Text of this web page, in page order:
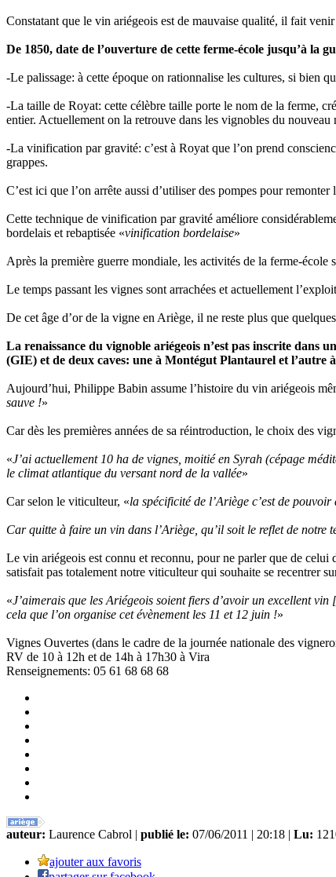
Constatant que le vin ariégeois est de mauvaise qualité, il fait
De 1850, date de l’ouverture de cette ferme-école jusqu’à la
-Le palissage: à cette époque on rationnalise les cultures, si bien
-La taille de Royat: cette célèbre taille porte le nom de la ferme,
entier. Actuellement on la retrouve dans les vignobles du
-La vinification par gravité: c’est à Royat que l’on prend
grappes.
C’est ici que l’on arrête aussi d’utiliser des pompes pour
Cette technique de vinification par gravité améliore
bordelais et rebaptisée «vinification bordelaise»
Après la première guerre mondiale, les activités de la ferme-école
Le temps passant les vignes sont arrachées et actuellement
De cet âge d’or de la vigne en Ariège, il ne reste plus que
La renaissance du vignoble ariégeois n’est pas inscrite dans
(GIE) et de deux caves: une à Montégut Plantaurel et l’autre
Aujourd’hui, Philippe Babin assume l’histoire du vin ariégeois
sauve !»
Car dès les premières années de sa réintroduction, le choix des
«J’ai actuellement 10 ha de vignes, moitié en Syrah (cépage
le climat atlantique du versant nord de la vallée»
Car selon le viticulteur, «la spécificité de l’Ariège c’est de
Car quitte à faire un vin dans l’Ariège, qu’il soit le reflet de notre
Le vin ariégeois est connu et reconnu, pour ne parler que de
satisfait pas totalement notre viticulteur qui souhaite se recentrer
«J’aimerais que les Ariégeois soient fiers d’avoir un excellent
cela que l’on organise cet évènement les 11 et 12 juin !»
Vignes Ouvertes (dans le cadre de la journée nationale des
RV de 10 à 12h et de 14h à 17h30 à Vira
Renseignements: 05 61 68 68 68
auteur: Laurence Cabrol | publié le: 07/06/2011 | 20:18 | Lu:
ajouter aux favoris